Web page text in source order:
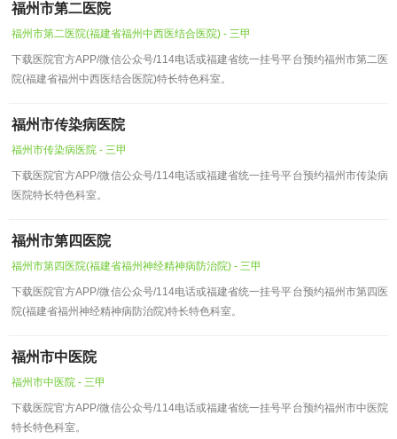
福州市第二医院
福州市第二医院(福建省福州中西医结合医院) - 三甲
下载医院官方APP/微信公众号/114电话或福建省统一挂号平台预约福州市第二医
院(福建省福州中西医结合医院)特长特色科室。
福州市传染病医院
福州市传染病医院 - 三甲
下载医院官方APP/微信公众号/114电话或福建省统一挂号平台预约福州市传染病
医院特长特色科室。
福州市第四医院
福州市第四医院(福建省福州神经精神病防治院) - 三甲
下载医院官方APP/微信公众号/114电话或福建省统一挂号平台预约福州市第四医
院(福建省福州神经精神病防治院)特长特色科室。
福州市中医院
福州市中医院 - 三甲
下载医院官方APP/微信公众号/114电话或福建省统一挂号平台预约福州市中医院
特长特色科室。